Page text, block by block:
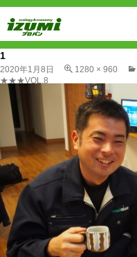
1
2020年1月8日 1280 × 960
★★★VOL.8